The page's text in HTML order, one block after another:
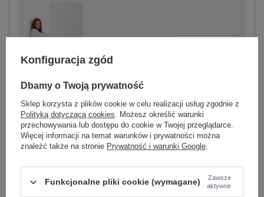
jasny szary
Konfiguracja zgód
Dbamy o Twoją prywatność
Sklep korzysta z plików cookie w celu realizacji usług zgodnie z
Polityką dotyczącą cookies. Możesz określić warunki
przechowywania lub dostępu do cookie w Twojej przeglądarce.
Więcej informacji na temat warunków i prywatności można
znaleźć także na stronie Prywatność i warunki Google.
Funkcjonalne pliki cookie (wymagane)
Zawsze
aktywne